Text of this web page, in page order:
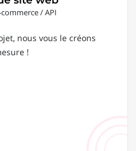
/ API
nous vous le créons
!